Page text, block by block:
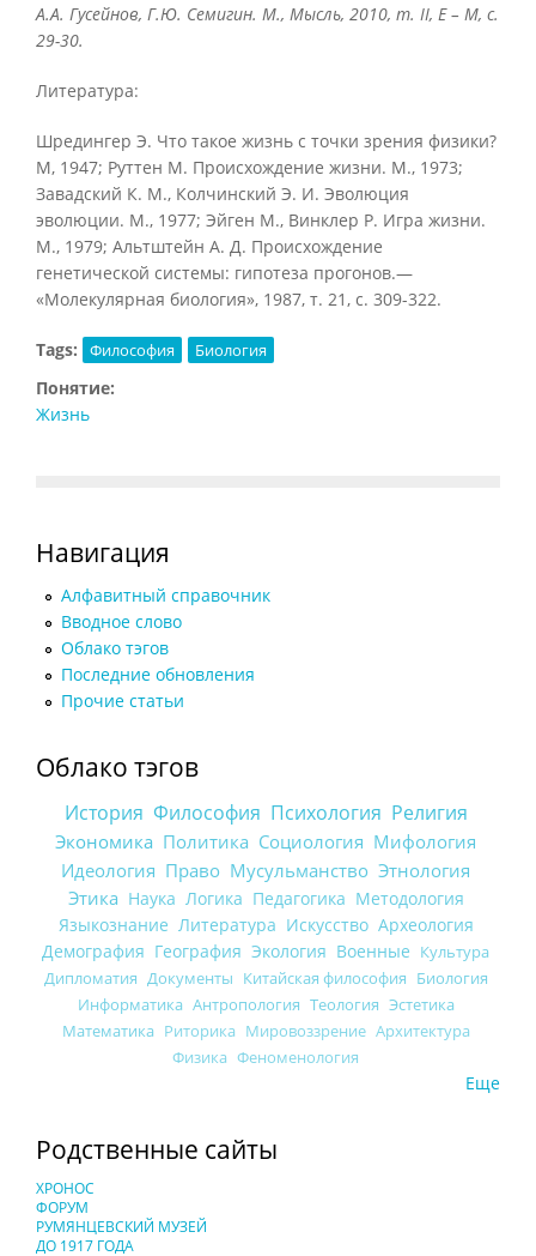
А.А. Гусейнов, Г.Ю. Семигин. М., Мысль, 2010, т. II, Е – М, с.
29-30.
Литература:
Шредингер Э. Что такое жизнь с точки зрения физики?
М, 1947; Руттен М. Происхождение жизни. М., 1973;
Завадский К. М., Колчинский Э. И. Эволюция
эволюции. М., 1977; Эйген М., Винклер Р. Игра жизни.
М., 1979; Альтштейн А. Д. Происхождение
генетической системы: гипотеза прогонов.—
«Молекулярная биология», 1987, т. 21, с. 309-322.
Tags: Философия Биология
Понятие:
Жизнь
Навигация
Алфавитный справочник
Вводное слово
Облако тэгов
Последние обновления
Прочие статьи
Облако тэгов
История Философия Психология Религия
Экономика Политика Социология Мифология
Идеология Право Мусульманство Этнология
Этика Наука Логика Педагогика Методология
Языкознание Литература Искусство Археология
Демография География Экология Военные Культура
Дипломатия Документы Китайская философия Биология
Информатика Антропология Теология Эстетика
Математика Риторика Мировоззрение Архитектура
Физика Феноменология
Еще
Родственные сайты
ХРОНОС
ФОРУМ
РУМЯНЦЕВСКИЙ МУЗЕЙ
ДО 1917 ГОДА